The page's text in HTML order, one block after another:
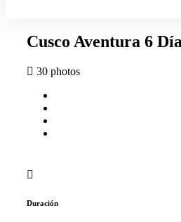
Cusco Aventura 6
30 photos
Duración